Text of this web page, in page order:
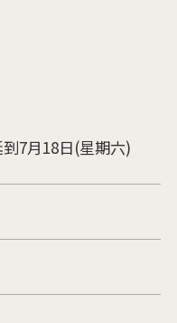
7月18日(星期六)